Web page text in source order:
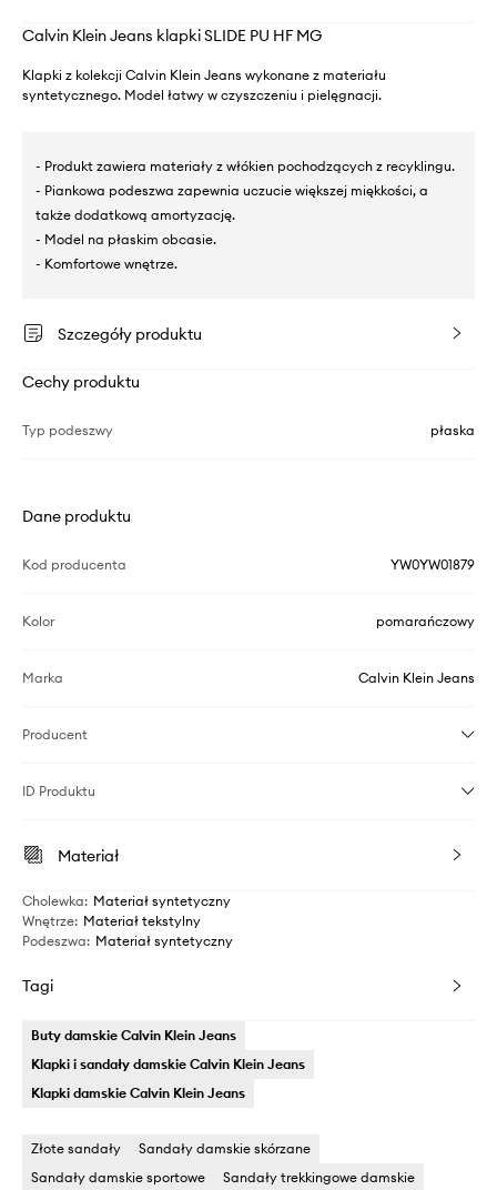
Calvin Klein Jeans klapki SLIDE PU HF MG
Klapki z kolekcji Calvin Klein Jeans wykonane z materiału
syntetycznego. Model łatwy w czyszczeniu i pielęgnacji.
- Produkt zawiera materiały z włókien pochodzących z recyklingu.
- Piankowa podeszwa zapewnia uczucie większej miękkości, a
także dodatkową amortyzację.
- Model na płaskim obcasie.
- Komfortowe wnętrze.
Szczegóły produktu
Cechy produktu
Typ podeszwy płaska
Dane produktu
Kod producenta YW0YW01879
Kolor pomarańczowy
Marka Calvin Klein Jeans
Producent
ID Produktu
Materiał
Cholewka: Materiał syntetyczny
Wnętrze: Materiał tekstylny
Podeszwa: Materiał syntetyczny
Tagi
Buty damskie Calvin Klein Jeans
Klapki i sandały damskie Calvin Klein Jeans
Klapki damskie Calvin Klein Jeans
Złote sandały
Sandały damskie skórzane
Sandały damskie sportowe
Sandały trekkingowe damskie